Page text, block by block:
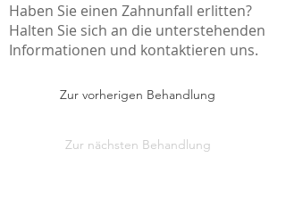
Haben Sie einen Zahnunfall erlitten?
Halten Sie sich an die unterstehenden
Informationen und kontaktieren uns.
Zur vorherigen Behandlung
Zur nächsten Behandlung